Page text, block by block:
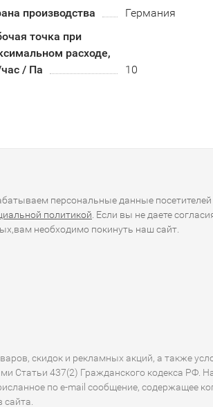
производства
Германия
точка при
расходе,
/ Па
10
персональные данные посетителей
политикой . Если вы не даете
необходимо покинуть наш сайт.
скидок и рекламных акций, а также
Статьи 437(2) Гражданского кодекса РФ.
по e-mail сообщение, содержащее